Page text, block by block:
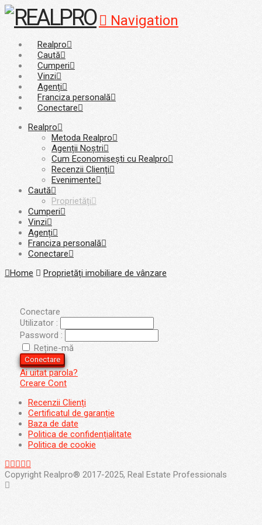
Navigation
Realpro
Caută
Cumperi
Vinzi
Agenți
Franciza personală
Conectare
Realpro
Metoda Realpro
Agenții Noștri
Cum Economisești cu Realpro
Recenzii Clienți
Evenimente
Caută
Proprietăți
Cumperi
Vinzi
Agenți
Franciza personală
Conectare
Home
Proprietăți imobiliare de vânzare
Conectare
Utilizator :
Password :
Reține-mă
Conectare
Ai uitat parola?
Creare Cont
Recenzii Clienți
Certificatul de garanție
Baza de date
Politica de confidențialitate
Politica de cookie
Copyright Realpro® 2017-2025, Real Estate Professionals